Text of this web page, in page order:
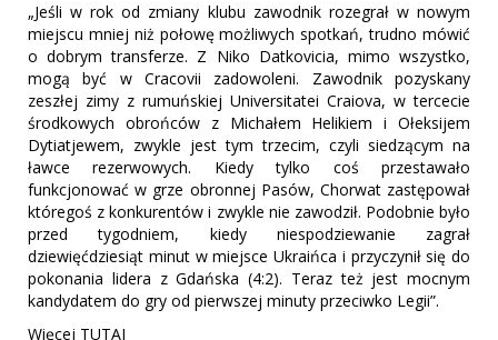
„Jeśli w rok od zmiany klubu zawodnik rozegrał w nowym
miejscu mniej niż połowę możliwych spotkań, trudno mówić
o dobrym transferze. Z Niko Datkovicia, mimo wszystko,
mogą być w Cracovii zadowoleni. Zawodnik pozyskany
zeszłej zimy z rumuńskiej Universitatei Craiova, w tercecie
środkowych obrońców z Michałem Helikiem i Ołeksijem
Dytiatjewem, zwykle jest tym trzecim, czyli siedzącym na
ławce rezerwowych. Kiedy tylko coś przestawało
funkcjonować w grze obronnej Pasów, Chorwat zastępował
któregoś z konkurentów i zwykle nie zawodził. Podobnie było
przed tygodniem, kiedy niespodziewanie zagrał
dziewięćdziesiąt minut w miejsce Ukraińca i przyczynił się do
pokonania lidera z Gdańska (4:2). Teraz też jest mocnym
kandydatem do gry od pierwszej minuty przeciwko Legii”.
Więcej TUTAJ